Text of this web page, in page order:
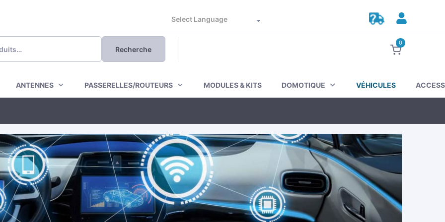
Suivez votre commande
Mon compte
Recherche
0
ANTENNES PASSERELLES/ROUTEURS MODULES & KITS DOMOTIQUE VÉHICULES